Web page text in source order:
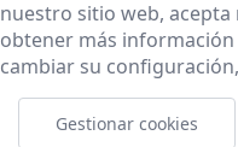
nuestro sitio web,
obtener más
cambiar su
Gestionar cookies